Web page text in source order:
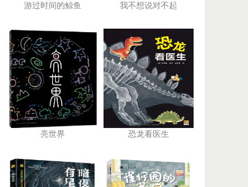
游过时间的鲸鱼 我不想说对不起
亮世界 恐龙看医生